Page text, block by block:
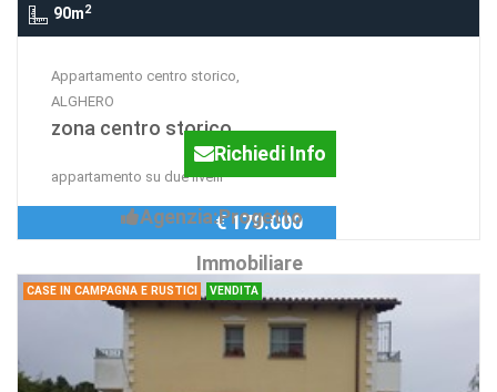
90m2
Appartamento centro storico,
ALGHERO
zona centro storico
appartamento su due livelli
Richiedi Info
Agenzia:Progetto
Immobiliare
€ 170.000
CASE IN CAMPAGNA E RUSTICI VENDITA